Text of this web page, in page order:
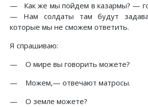
— Как же мы пойдем в казармы? —
— Нам солдаты там будут
которые мы не сможем ответить.
Я спрашиваю:
— О мире вы говорить можете?
— Можем,— отвечают матросы.
— О земле можете?